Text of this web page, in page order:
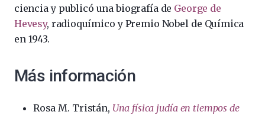
ciencia y publicó una biografía de George de
Hevesy, radioquímico y Premio Nobel de Química
en 1943.
Más información
Rosa M. Tristán, Una física judía en tiempos de